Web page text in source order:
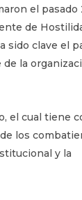
el pasado
de
sido clave el
la
el cual tiene
los
y la